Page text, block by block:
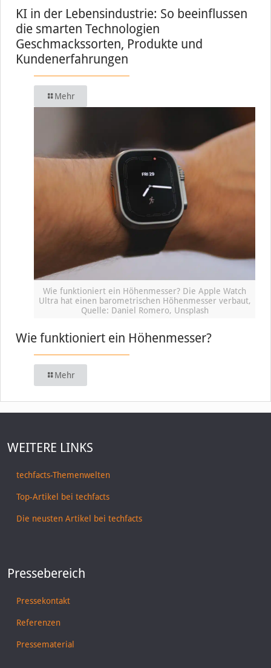
KI in der Lebensindustrie: So beeinflussen
die smarten Technologien
Geschmackssorten, Produkte und
Kundenerfahrungen
Mehr
Wie funktioniert ein Höhenmesser? Die Apple Watch
Ultra hat einen barometrischen Höhenmesser verbaut,
Quelle: Daniel Romero, Unsplash
Wie funktioniert ein Höhenmesser?
Mehr
WEITERE LINKS
techfacts-Themenwelten
Top-Artikel bei techfacts
Die neusten Artikel bei techfacts
Pressebereich
Pressekontakt
Referenzen
Pressematerial